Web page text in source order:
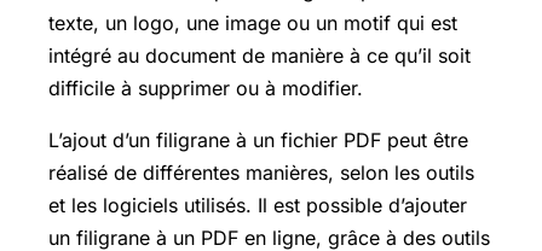
texte, un logo, une image ou un motif qui est
intégré au document de manière à ce qu’il soit
difficile à supprimer ou à modifier.
L’ajout d’un filigrane à un fichier PDF peut être
réalisé de différentes manières, selon les outils
et les logiciels utilisés. Il est possible d’ajouter
un filigrane à un PDF en ligne, grâce à des outils